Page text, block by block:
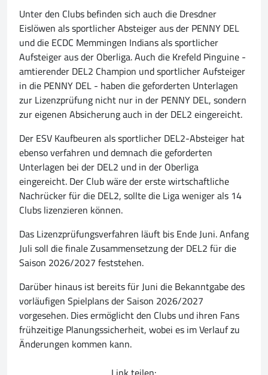
Unter den Clubs befinden sich auch die Dresdner
Eislöwen als sportlicher Absteiger aus der PENNY DEL
und die ECDC Memmingen Indians als sportlicher
Aufsteiger aus der Oberliga. Auch die Krefeld Pinguine -
amtierender DEL2 Champion und sportlicher Aufsteiger
in die PENNY DEL - haben die geforderten Unterlagen
zur Lizenzprüfung nicht nur in der PENNY DEL, sondern
zur eigenen Absicherung auch in der DEL2 eingereicht.
Der ESV Kaufbeuren als sportlicher DEL2-Absteiger hat
ebenso verfahren und demnach die geforderten
Unterlagen bei der DEL2 und in der Oberliga
eingereicht. Der Club wäre der erste wirtschaftliche
Nachrücker für die DEL2, sollte die Liga weniger als 14
Clubs lizenzieren können.
Das Lizenzprüfungsverfahren läuft bis Ende Juni. Anfang
Juli soll die finale Zusammensetzung der DEL2 für die
Saison 2026/2027 feststehen.
Darüber hinaus ist bereits für Juni die Bekanntgabe des
vorläufigen Spielplans der Saison 2026/2027
vorgesehen. Dies ermöglicht den Clubs und ihren Fans
frühzeitige Planungssicherheit, wobei es im Verlauf zu
Änderungen kommen kann.